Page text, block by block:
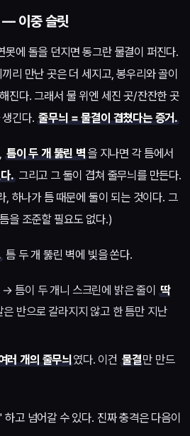
— 이중 슬릿
못에 돌을 던지면 동그란 물결이 퍼진다.
리 만난 곳은 더 세지고, 봉우리와 골이
진다. 그래서 물 위엔 세진 곳/잔잔한 곳
생긴다.줄무늬 = 물결이 겹쳤다는 증거.
틈이 두 개 뚫린 벽을 지나면 각 틈에서
.그리고 그 둘이 겹쳐 줄무늬를 만든다.
, 하나가 틈 때문에 둘이 되는 것이다. 그
을 조준할 필요도 없다.)
틈 두 개 뚫린 벽에 빛을 쏜다.
틈이 두 개니 스크린에 밝은 줄이 딱
반으로 갈라지지 않고 한 틈만 지난
러 개의 줄무늬였다. 이건 물결만 만드
고 넘어갈 수 있다. 진짜 충격은 다음이